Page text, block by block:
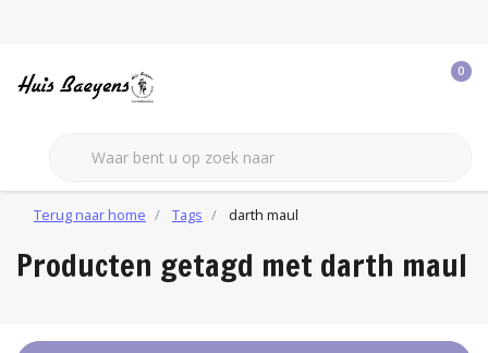
0
Terug naar home Tags darth maul
Producten getagd met darth maul